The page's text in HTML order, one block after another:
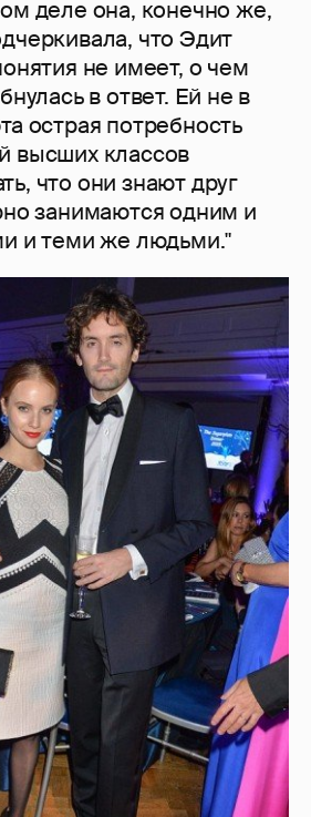
деле она, конечно же,
что Эдит
не имеет, о чем
в ответ. Ей не в
острая потребность
высших классов
что они знают друг
занимаются одним и
и теми же людьми."